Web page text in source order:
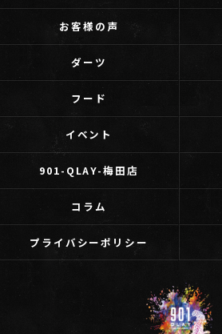
お客様の声
ダーツ
フード
イベント
901-QLAY-梅田店
コラム
プライバシーポリシー